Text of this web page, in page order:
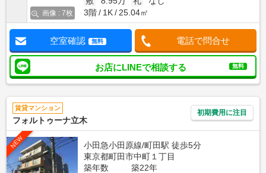
画像 : 7枚
3階
1K 25.04㎡
空室確認 無料 電話で問合せ
お店にLINEで相談する 無料
賃貸マンション
フォルトゥーナ立木
初期費用に注目
NEW
小田急小田原線/町田駅 徒歩5分
東京都町田市中町１丁目
築年数
築22年